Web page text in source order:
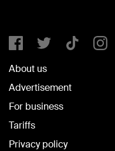
About us
Advertisement
For business
Tariffs
Privacy policy